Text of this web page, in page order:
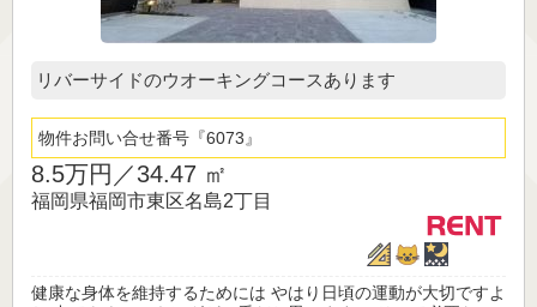
リバーサイドのウオーキングコースあります
物件お問い合せ番号 6073
8.5万円／34.47 ㎡
福岡県福岡市東区名島2丁目
健康な身体を維持するためには やはり日頃の運動が大切ですよ